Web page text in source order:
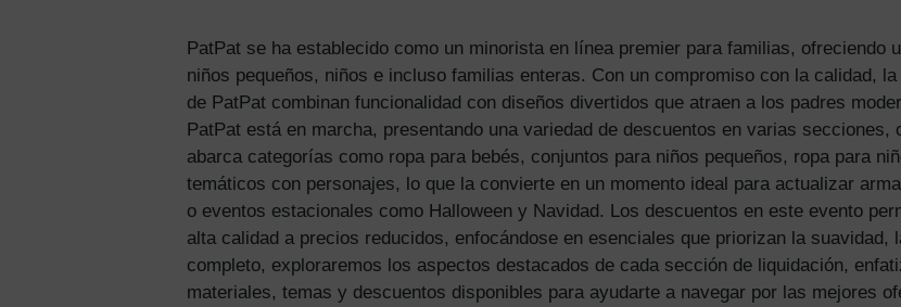
PatPat se ha establecido como un minorista en línea premier para familias, ofreciendo
niños pequeños, niños e incluso familias enteras. Con un compromiso con la calidad,
de PatPat combinan funcionalidad con diseños divertidos que atraen a los padres
PatPat está en marcha, presentando una variedad de descuentos en varias
abarca categorías como ropa para bebés, conjuntos para niños pequeños, ropa para
temáticos con personajes, lo que la convierte en un momento ideal para actualizar
o eventos estacionales como Halloween y Navidad. Los descuentos en este evento
alta calidad a precios reducidos, enfocándose en esenciales que priorizan la
completo, exploraremos los aspectos destacados de cada sección de liquidación,
materiales, temas y descuentos disponibles para ayudarte a navegar por las mejores